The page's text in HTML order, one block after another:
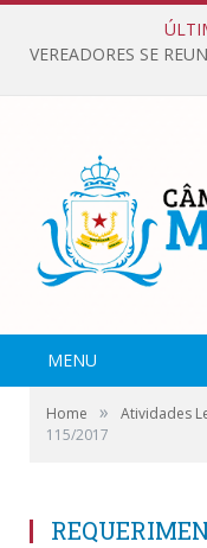
MENU
Home » Atividades
115/2017